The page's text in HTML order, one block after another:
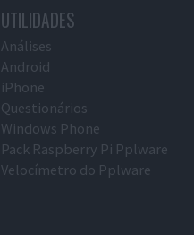
UTILIDADES
Análises
Android
iPhone
Questionários
Windows Phone
Pack Raspberry Pi Pplware
Velocímetro do Pplware